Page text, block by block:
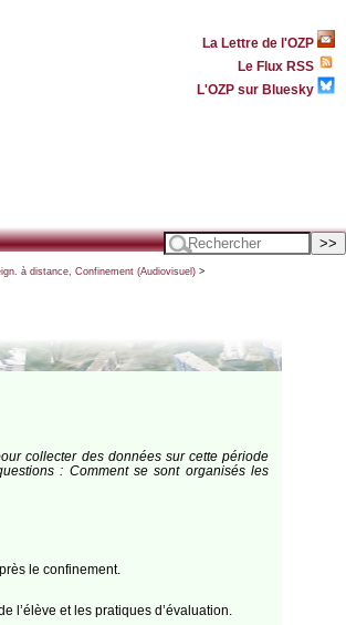
La Lettre de l'OZP
Le Flux RSS
L'OZP sur Bluesky
à distance, Confinement (Audiovisuel)>
collecter des données sur cette période
: Comment se sont organisés les
le confinement.
l’élève et les pratiques d’évaluation.